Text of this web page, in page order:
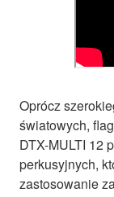
Oprócz
światowych,
DTX-MULTI 12
perkusyjnych,
zastosowanie